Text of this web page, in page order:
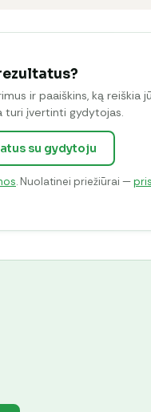
ir paaiškins, ką reiškia
turi įvertinti gydytojas.
su gydytoju
. Nuolatinei priežiūrai —